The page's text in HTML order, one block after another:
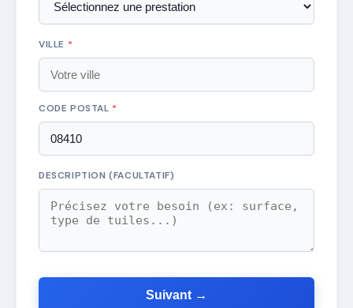
VILLE *
CODE POSTAL *
DESCRIPTION (FACULTATIF)
Suivant →